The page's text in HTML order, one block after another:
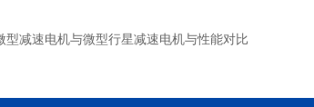
型减速电机与微型行星减速电机与性能对比